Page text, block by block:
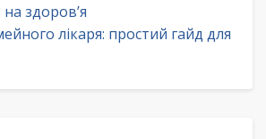
здоров’я
лікаря: простий гайд для